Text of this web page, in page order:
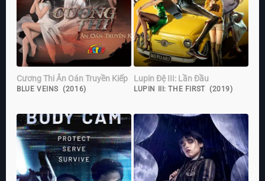
Cương Thi Ân Oán Truyền Kiếp
BLUE VEINS (2016)
Lupin Đệ III: Lần Đầu
LUPIN III: THE FIRST (2019)